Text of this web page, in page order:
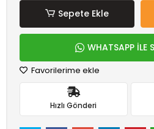
Sepete Ekle
WHATSAPP İLE
Favorilerime ekle
Hızlı Gönderi